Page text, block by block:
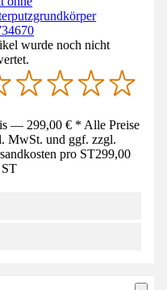
wurde noch nicht
— 299,00 € * Alle Preise
MwSt. und ggf. zzgl.
pro ST299,00
ST